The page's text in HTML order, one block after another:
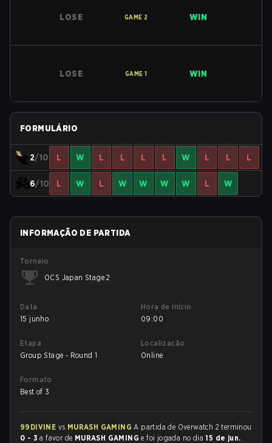
LOSE GAME 2 WIN
LOSE GAME 1 WIN
FORMULÁRIO
2/10 L W L L L L W L L L
6/10 L W L W W W W L W
INFORMAÇÃO DE PARTIDA
Torneio
OCS Japan Stage 2
Data
15 junho
Hora de início
09:00
Etapa
Group Stage - Round 1
Localização
Online
Formato
Best of 3
99DIVINE vs MURASH GAMINGA partida de Overwatch 2 terminou
0 - 3 a favor de MURASH GAMINGe foi jogada no dia15 de jun.